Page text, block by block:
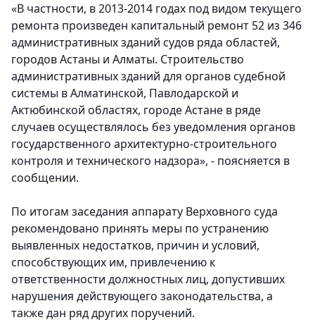
«В частности, в 2013-2014 годах под видом текущего
ремонта произведен капитальный ремонт 52 из 346
административных зданий судов ряда областей,
городов Астаны и Алматы. Строительство
административных зданий для органов судебной
системы в Алматинской, Павлодарской и
Актюбинской областях, городе Астане в ряде
случаев осуществлялось без уведомления органов
государственного архитектурно-строительного
контроля и технического надзора», - поясняется в
сообщении.
По итогам заседания аппарату Верховного суда
рекомендовано принять меры по устранению
выявленных недостатков, причин и условий,
способствующих им, привлечению к
ответственности должностных лиц, допустивших
нарушения действующего законодательства, а
также дан ряд других поручений.